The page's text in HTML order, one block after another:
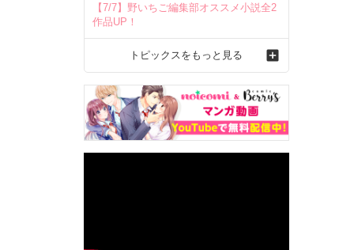
【7/7】野いちご編集部オススメ小説全2
作品UP！
トピックスをもっと見る